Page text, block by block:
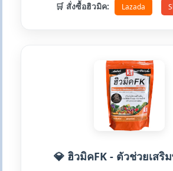
🛒 สั่งซื้อฮิวมิค: Lazada
💎 ฮิวมิคFK - ตัวช่วยเสริ